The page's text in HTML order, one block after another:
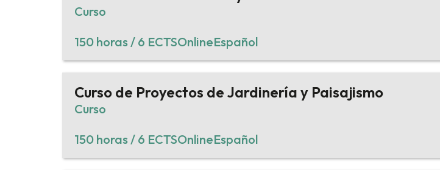
Curso
150 horas / 6 ECTSOnlineEspañol
Curso de Proyectos de Jardinería y Paisajismo
Curso
150 horas / 6 ECTSOnlineEspañol